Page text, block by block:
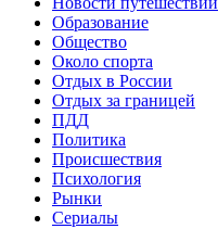
Образование
Общество
Около спорта
Отдых в России
Отдых за границей
ПДД
Политика
Происшествия
Психология
Рынки
Сериалы